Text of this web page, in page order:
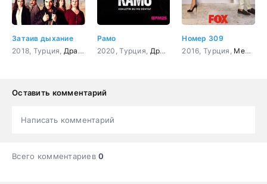
Затаив дыхание
2018, Турция, Драма криминал,Боевик,Приключения
Рамо
2020, Турция, Драма Боевик,Криминал
Номер 309
2016, Турция, Мелодрама
Оставить комментарий
Написать комментарий
Всего комментариев0